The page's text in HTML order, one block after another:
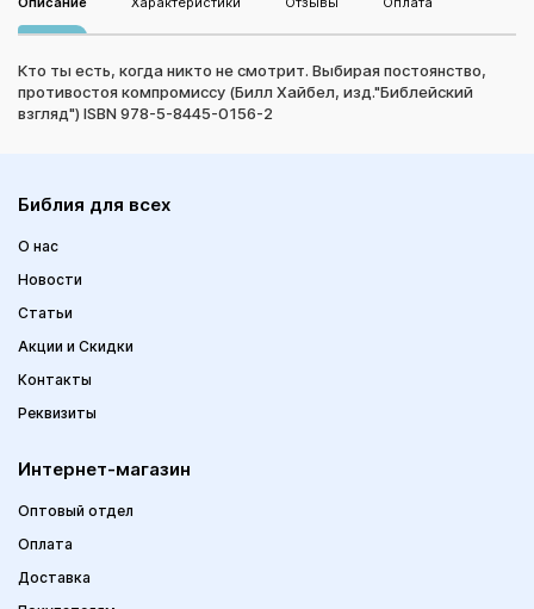
Кто ты есть, когда никто не смотрит. Выбирая постоянство,
противостоя компромиссу (Билл Хайбел, изд."Библейский
взгляд") ISBN 978-5-8445-0156-2
Библия для всех
О нас
Новости
Статьи
Акции и Скидки
Контакты
Реквизиты
Интернет-магазин
Оптовый отдел
Оплата
Доставка